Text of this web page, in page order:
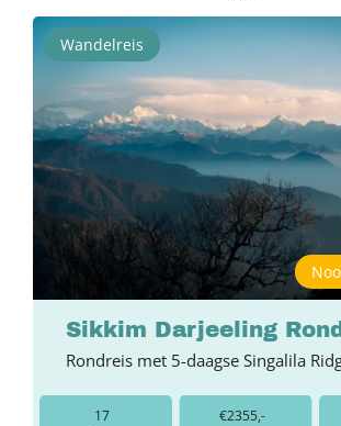
Wandelreis
Sikkim Darjeeling
Rondreis met 5-daagse Singalila
17
€2355,-